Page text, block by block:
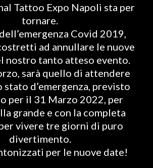
Tattoo Expo Napoli sta per
tornare.
Covid 2019,
ad annullare le nuove
nostro tanto atteso evento.
sarà quello di attendere
stato d’emergenza, previsto
per il 31 Marzo 2022, per
grande e con la completa
vivere tre giorni di puro
divertimento.
per le nuove date!